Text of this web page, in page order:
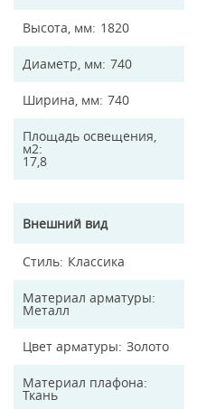
Высота, мм 1820
Диаметр, мм 740
Ширина, мм 740
Площадь освещения,
м2
17,8
Внешний вид
Стиль Классика
Материал арматуры
Металл
Цвет арматуры Золото
Материал плафона
Ткань